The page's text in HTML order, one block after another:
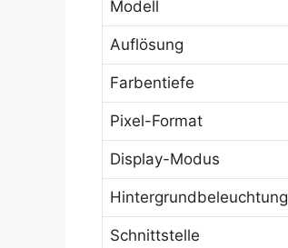
Modell
Auflösung
Farbentiefe
Pixel-Format
Display-Modus
Hintergrundbeleuchtung
Schnittstelle